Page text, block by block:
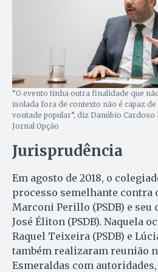
“O evento tinha outra finalidade que
isolada fora de contexto não é capaz
vontade popular”, diz Danúbio
Jornal Opção
Jurisprudência
Em agosto de 2018, o
processo semelhante contra
Marconi Perillo (PSDB) e seu
José Éliton (PSDB). Naquela
Raquel Teixeira (PSDB) e
também realizaram reunião
Esmeraldas com